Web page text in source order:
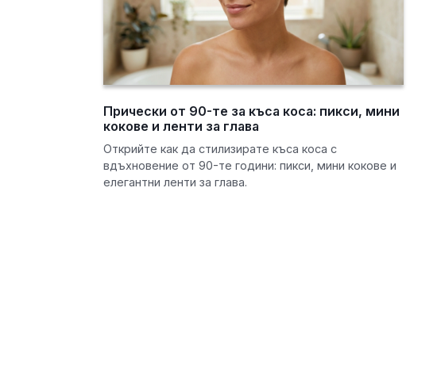
Прически от 90-те за къса коса: пикси, мини
кокове и ленти за глава
Открийте как да стилизирате къса коса с
вдъхновение от 90-те години: пикси, мини кокове и
елегантни ленти за глава.